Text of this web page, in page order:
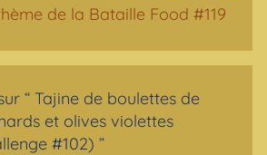
de la Bataille Food #119
“ Tajine de boulettes de
et olives violettes
#102) ”